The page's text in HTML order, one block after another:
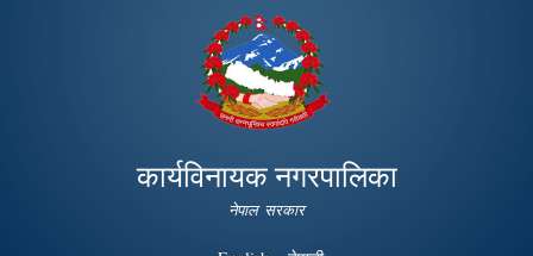
main
content
कार्यविनायक नगरपालिका
नेपाल सरकार